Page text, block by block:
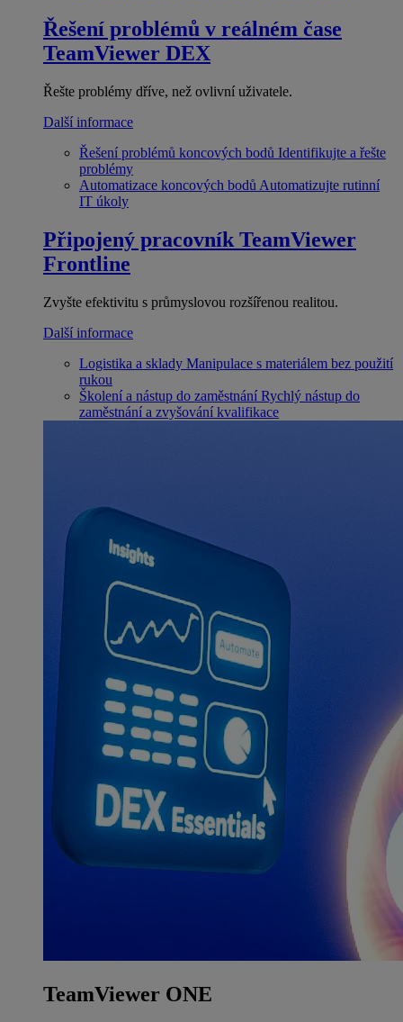
Řešení problémů v reálném čase
TeamViewer DEX
Řešte problémy dříve, než ovlivní uživatele.
Další informace
Řešení problémů koncových bodů Identifikujte a řešte
problémy
Automatizace koncových bodů Automatizujte rutinní
IT úkoly
Připojený pracovník TeamViewer
Frontline
Zvyšte efektivitu s průmyslovou rozšířenou realitou.
Další informace
Logistika a sklady Manipulace s materiálem bez použití
rukou
Školení a nástup do zaměstnání Rychlý nástup do
zaměstnání a zvyšování kvalifikace
TeamViewer ONE